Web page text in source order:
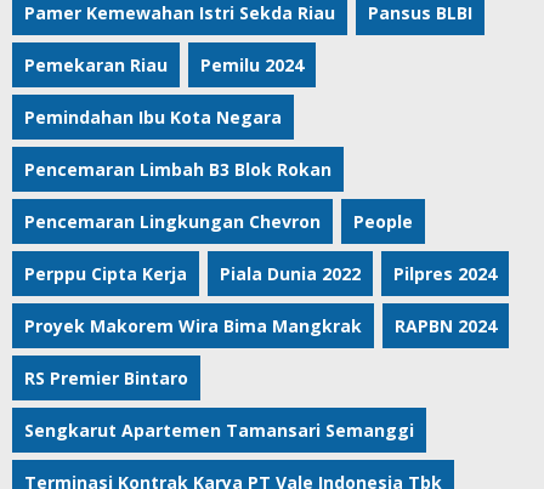
Pamer Kemewahan Istri Sekda Riau Pansus BLBI
Pemekaran Riau Pemilu 2024
Pemindahan Ibu Kota Negara
Pencemaran Limbah B3 Blok Rokan
Pencemaran Lingkungan Chevron People
Perppu Cipta Kerja Piala Dunia 2022 Pilpres 2024
Proyek Makorem Wira Bima Mangkrak RAPBN 2024
RS Premier Bintaro
Sengkarut Apartemen Tamansari Semanggi
Terminasi Kontrak Karya PT Vale Indonesia Tbk